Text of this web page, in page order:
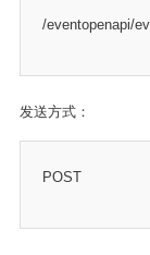
/eventopenapi/
发送方式：
POST